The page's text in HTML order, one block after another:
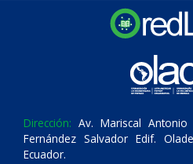
Dirección: Av. Mariscal
Fernández Salvador Edif.
Ecuador.